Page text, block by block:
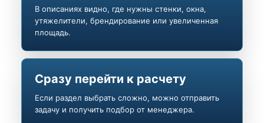
В описаниях видно, где нужны стенки, окна,
утяжелители, брендирование или увеличенная
площадь.
Сразу перейти к расчету
Если раздел выбрать сложно, можно отправить
задачу и получить подбор от менеджера.